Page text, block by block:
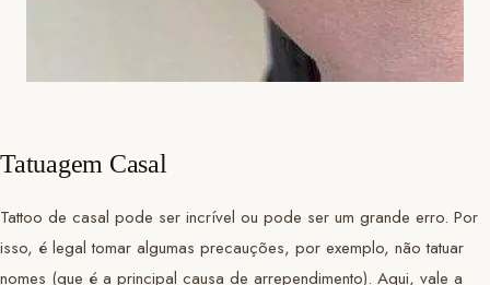
Tatuagem Casal
Tattoo de casal pode ser incrível ou pode ser um grande erro. Por
isso, é legal tomar algumas precauções, por exemplo, não tatuar
nomes (que é a principal causa de arrependimento). Aqui, vale a